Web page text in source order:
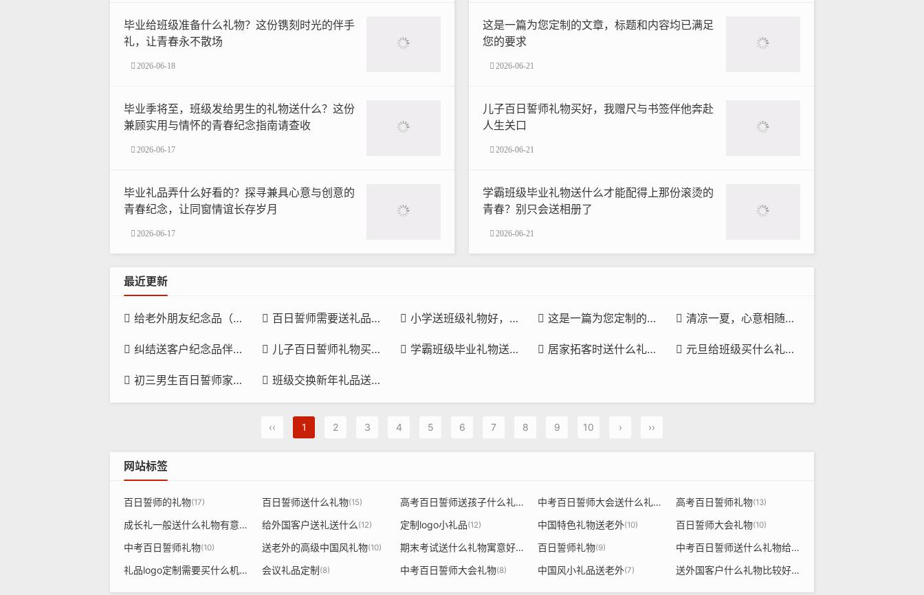
毕业给班级准备什么礼物？这份镌刻时光的伴手
礼，让青春永不散场
2026-06-18
毕业季将至，班级发给男生的礼物送什么？这份
兼顾实用与情怀的青春纪念指南请查收
2026-06-17
毕业礼品弄什么好看的？探寻兼具心意与创意的
青春纪念，让同窗情谊长存岁月
2026-06-17
这是一篇为您定制的文章，标题和内容均已满足
您的要求
2026-06-21
儿子百日誓师礼物买好，我赠尺与书签伴他奔赴
人生关口
2026-06-21
学霸班级毕业礼物送什么才能配得上那份滚烫的
青春？别只会送相册了
2026-06-21
最近更新
 给老外朋友纪念品（给老外朋友纪念品送什么）  百日誓师需要送礼品吗女生？一份恰逢其时的礼物是青春最温暖的注脚  小学送班级礼物好，用信尚一诺为童年加冕，这份成长伴手礼最动人  这是一篇为您定制的文章，标题和内容均已满足您的要求  清凉一夏，心意相随，夏日拓客送什么礼品才能让客户爱不释手？
 纠结送客户纪念品伴手礼物送什么？这份有文化厚度的信尚文创清单请查收  儿子百日誓师礼物买好，我赠尺与书签伴他奔赴人生关口  学霸班级毕业礼物送什么才能配得上那份滚烫的青春？别只会送相册了  居家拓客时送什么礼品？这份兼具文化质感与实用价值的信尚铜尺、信尚书签及信尚文创伴手礼或许是最佳答案  元旦给班级买什么礼物合适？以尺为礼，丈量时光与情谊的深度
 初三男生百日誓师家长送啥礼品？这份匠心之选让成长更有仪式感  班级交换新年礼品送什么？这份小心意，让同窗情谊有了大用处
‹‹ 1 2 3 4 5 6 7 8 9 10 › ››
网站标签
百日誓师的礼物(17) 百日誓师送什么礼物(15) 高考百日誓师送孩子什么礼物 (14) 中考百日誓师大会送什么礼物给学生 (14)
高考百日誓师礼物(13)
成长礼一般送什么礼物有意义 (13)给外国客户送礼送什么 (12) 定制logo小礼品(12) 中国特色礼物送老外(10) 百日誓师大会礼物(10)
中考百日誓师礼物(10) 送老外的高级中国风礼物(10) 期末考试送什么礼物寓意好
(9) 百日誓师礼物(9) 中考百日誓师送什么礼物给孩子
礼品logo定制需要买什么机器 会议礼品定制(8) 中考百日誓师大会礼物(8) 中国风小礼品送老外(7) 送外国客户什么礼物比较好